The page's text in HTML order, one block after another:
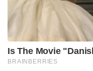
Tags: arrest gang rape